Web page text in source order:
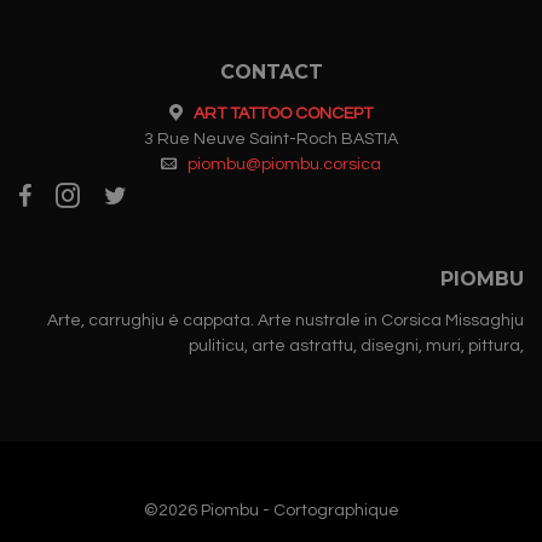
être
choisies
sur
la
CONTACT
ART TATTOO CONCEPT
3 Rue Neuve Saint-Roch BASTIA
piombu@piombu.corsica
PIOMBU
Arte, carrughju è cappata. Arte nustrale in Corsica Missaghju
puliticu, arte astrattu, disegni, muri, pittura,
©2026 Piombu - Cortographique